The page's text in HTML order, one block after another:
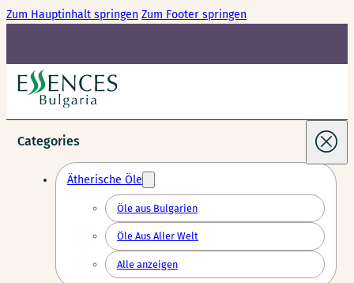
Zum Hauptinhalt springen Zum Footer springen
Categories
Ätherische Öle
Öle aus Bulgarien
Öle Aus Aller Welt
Alle anzeigen